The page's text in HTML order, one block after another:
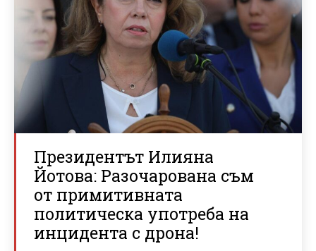
Президентът Илияна
Йотова: Разочарована съм
от примитивната
политическа употреба на
инцидента с дрона!